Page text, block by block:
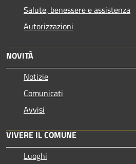
Salute, benessere e assistenza
Autorizzazioni
NOVITÀ
Notizie
Comunicati
Avvisi
VIVERE IL COMUNE
Luoghi